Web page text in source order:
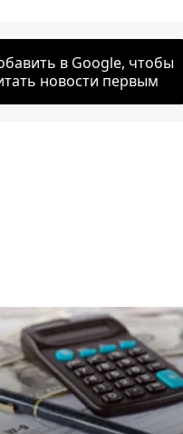
в Google, чтобы
новости первым